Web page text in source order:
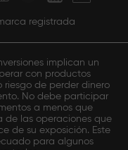
registrada
implican un
con productos
riesgo de perder dinero
No debe participar
a menos que
de las operaciones que
de su exposición. Este
para algunos